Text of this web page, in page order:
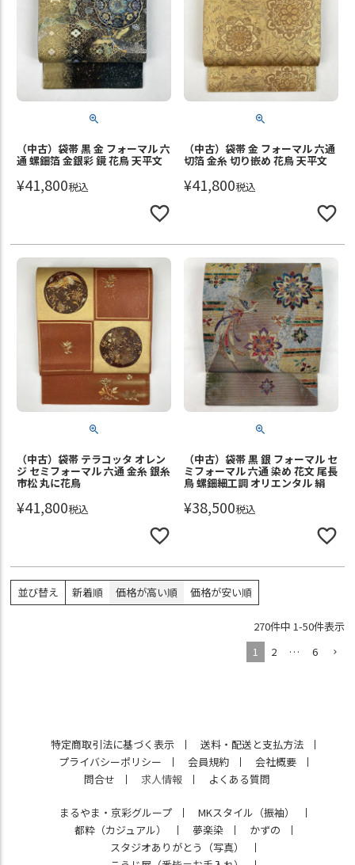
（中古）袋帯 黒 金 フォーマル 六
通 螺鈿箔 金銀彩 鏡 花鳥 天平文
¥41,800税込
（中古）袋帯 金 フォーマル 六通
切箔 金糸 切り嵌め 花鳥 天平文
¥41,800税込
（中古）袋帯 テラコッタ オレン
ジ セミフォーマル 六通 金糸 銀糸
市松 丸に花鳥
¥41,800税込
（中古）袋帯 黒 銀 フォーマル セ
ミフォーマル 六通 染め 花文 尾長
鳥 螺鈿細工調 オリエンタル 絹
¥38,500税込
並び替え 新着順 価格が高い順 価格が安い順
270件中 1-50件表示
1
2 … 6
特定商取引法に基づく表示
送料・配送と支払方法
プライバシーポリシー
会員規約
会社概要
問合せ
求人情報 よくある質問
まるやま・京彩グループ
MKスタイル（振袖）
都粋（カジュアル）
夢楽染
かずの
スタジオありがとう（写真）